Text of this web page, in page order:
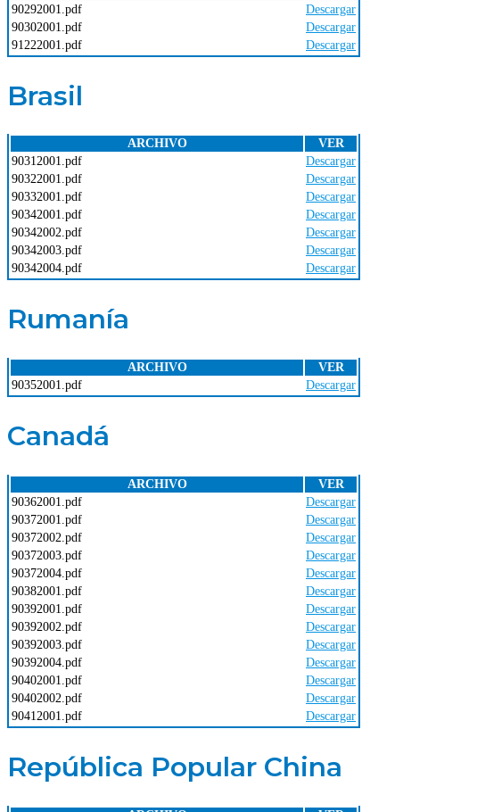
90292001.pdf
Descargar
90302001.pdf
Descargar
91222001.pdf
Descargar
Brasil
ARCHIVO
VER
90312001.pdf
Descargar
90322001.pdf
Descargar
90332001.pdf
Descargar
90342001.pdf
Descargar
90342002.pdf
Descargar
90342003.pdf
Descargar
90342004.pdf
Descargar
Rumanía
ARCHIVO
VER
90352001.pdf
Descargar
Canadá
ARCHIVO
VER
90362001.pdf
Descargar
90372001.pdf
Descargar
90372002.pdf
Descargar
90372003.pdf
Descargar
90372004.pdf
Descargar
90382001.pdf
Descargar
90392001.pdf
Descargar
90392002.pdf
Descargar
90392003.pdf
Descargar
90392004.pdf
Descargar
90402001.pdf
Descargar
90402002.pdf
Descargar
90412001.pdf
Descargar
República Popular China